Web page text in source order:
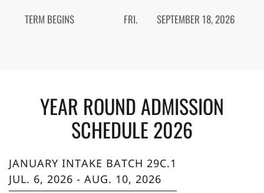
TERM BEGINS FRI. SEPTEMBER 18, 2026
YEAR ROUND ADMISSION
SCHEDULE 2026
JANUARY INTAKE BATCH 29C.1
JUL. 6, 2026 - AUG. 10, 2026